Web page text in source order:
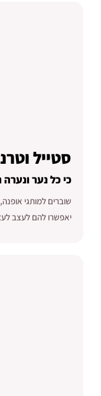
סטייל
כי כל נער
שוברים למותגי
יאפשרו להם לעצב